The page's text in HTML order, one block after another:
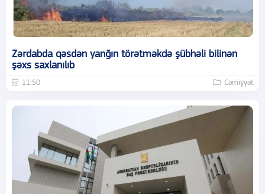
Zərdabda qəsdən yanğın törətməkdə şübhəli bilinən
şəxs saxlanılıb
11:50 Cəmiyyət